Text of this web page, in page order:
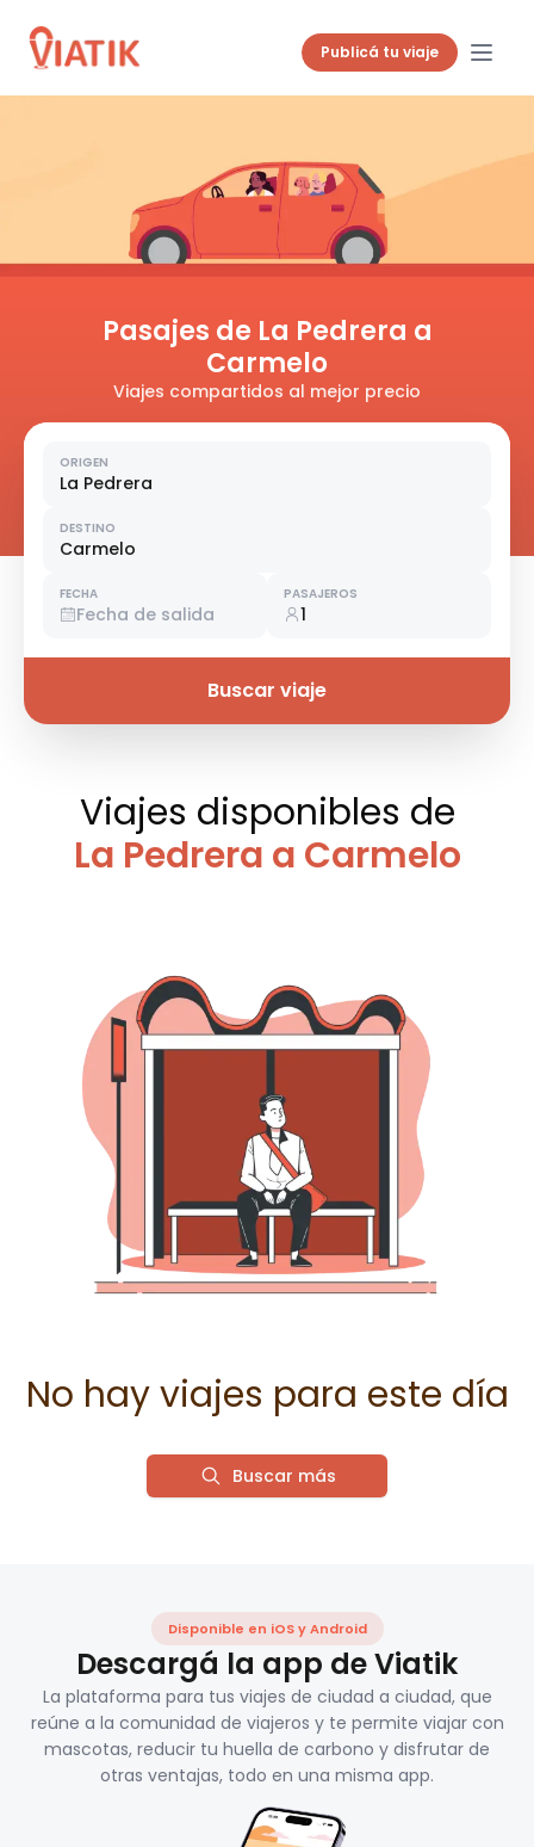
Publicá tu viaje
Pasajes de La Pedrera a
Carmelo
Viajes compartidos al mejor precio
ORIGEN
La Pedrera
DESTINO
Carmelo
FECHA
Fecha de salida
PASAJEROS
1
Buscar viaje
Viajes disponibles de
La Pedrera a Carmelo
No hay viajes para este día
Buscar más
Disponible en iOS y Android
Descargá la app de Viatik
La plataforma para tus viajes de ciudad a ciudad, que
reúne a la comunidad de viajeros y te permite viajar con
mascotas, reducir tu huella de carbono y disfrutar de
otras ventajas, todo en una misma app.